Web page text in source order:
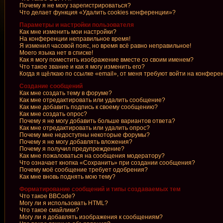
Почему я не могу зарегистрироваться?
Что делает функция «Удалить cookies конференции»?
Параметры и настройки пользователя
Как мне изменить мои настройки?
На конференции неправильное время!
Я изменил часовой пояс, но время всё равно неправильное!
Моего языка нет в списке!
Как я могу поместить изображение вместе со своим именем?
Что такое звание и как я могу изменить его?
Когда я щёлкаю по ссылке «email», от меня требуют войти на
Создание сообщений
Как мне создать тему в форуме?
Как мне отредактировать или удалить сообщение?
Как мне добавить подпись к своему сообщению?
Как мне создать опрос?
Почему я не могу добавить больше вариантов ответа?
Как мне отредактировать или удалить опрос?
Почему мне недоступны некоторые форумы?
Почему я не могу добавлять вложения?
Почему я получил предупреждение?
Как мне пожаловаться на сообщения модератору?
Что означает кнопка «Сохранить» при создании сообщения?
Почему моё сообщение требует одобрения?
Как мне вновь поднять мою тему?
Форматирование сообщений и типы создаваемых тем
Что такое BBCode?
Могу ли я использовать HTML?
Что такое смайлики?
Могу ли я добавлять изображения к сообщениям?